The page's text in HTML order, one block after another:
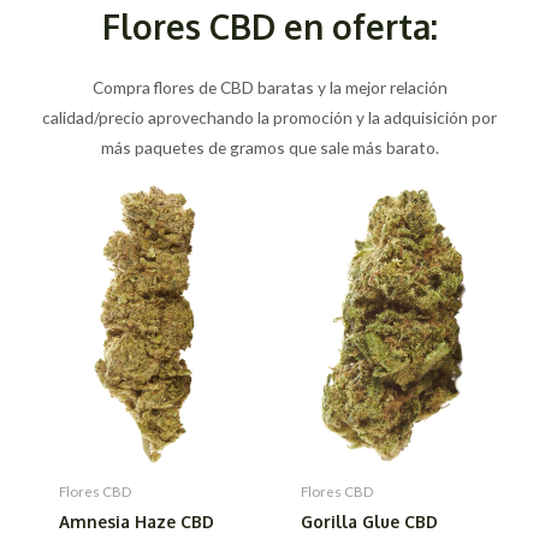
Flores CBD en oferta:
Compra flores de CBD baratas y la mejor relación
calidad/precio aprovechando la promoción y la adquisición por
más paquetes de gramos que sale más barato.
Flores CBD
Amnesia Haze CBD
Flores CBD
Gorilla Glue CBD